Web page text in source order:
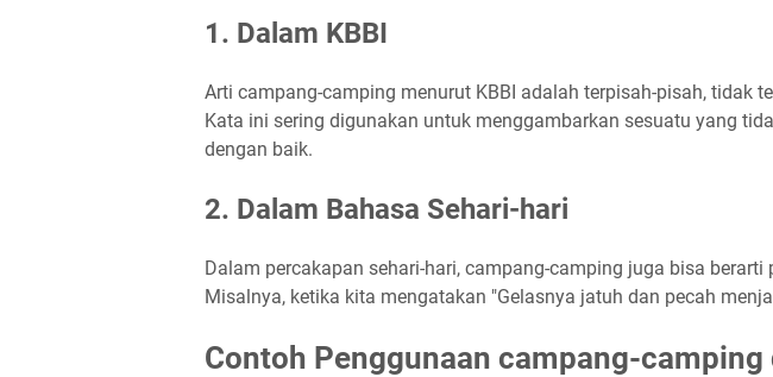
1. Dalam KBBI
Arti campang-camping menurut KBBI adalah terpisah-pisah, tidak
Kata ini sering digunakan untuk menggambarkan sesuatu yang
dengan baik.
2. Dalam Bahasa Sehari-hari
Dalam percakapan sehari-hari, campang-camping juga bisa berarti
Misalnya, ketika kita mengatakan "Gelasnya jatuh dan pecah
Contoh Penggunaan campang-